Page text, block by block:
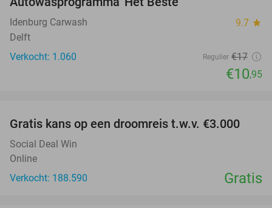
Idenburg Carwash 9.7 star
Delft
Verkocht: 1.060
Regulier €17
€10,95
Gratis kans op een droomreis t.w.v. €3.000
Social Deal Win
Online
Verkocht: 188.590
Gratis